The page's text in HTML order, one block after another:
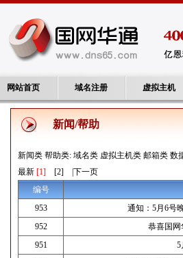
网站首页 域名注册 虚拟主机
新闻/帮助
新闻类 帮助类: 域名类 虚拟主机类 邮箱类 数
最新 [1] [2]
下一页
编号
953
通知：5月6号
952
恭喜国网
951
5